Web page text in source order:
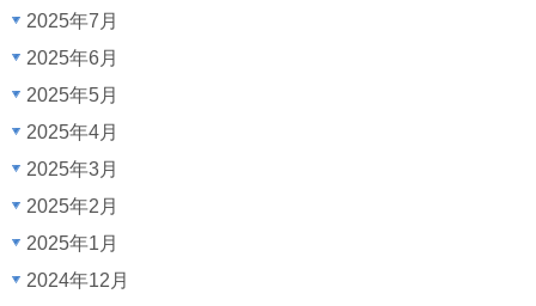
2025年7月
2025年6月
2025年5月
2025年4月
2025年3月
2025年2月
2025年1月
2024年12月